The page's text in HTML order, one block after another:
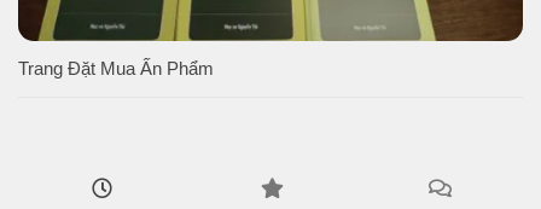
Trang Đặt Mua Ấn Phẩm